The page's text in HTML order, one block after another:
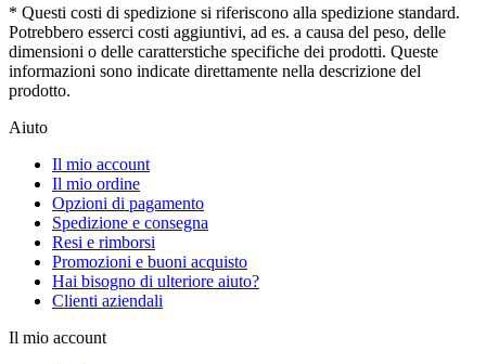
* Questi costi di spedizione si riferiscono alla spedizione standard.
Potrebbero esserci costi aggiuntivi, ad es. a causa del peso, delle
dimensioni o delle caratterstiche specifiche dei prodotti. Queste
informazioni sono indicate direttamente nella descrizione del
prodotto.
Aiuto
Il mio account
Il mio ordine
Opzioni di pagamento
Spedizione e consegna
Resi e rimborsi
Promozioni e buoni acquisto
Hai bisogno di ulteriore aiuto?
Clienti aziendali
Il mio account